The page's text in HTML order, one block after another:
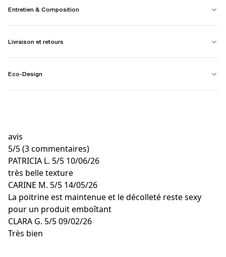
Entretien & Composition
Livraison et retours
Eco-Design
avis
5/5(3 commentaires)
PATRICIA L. 5/5 10/06/26
très belle texture
CARINE M. 5/5 14/05/26
La poitrine est maintenue et le décolleté reste sexy
pour un produit emboîtant
CLARA G. 5/509/02/26
Très bien